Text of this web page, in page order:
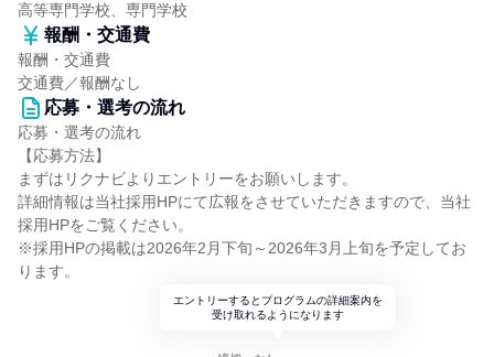
高等専門学校、専門学校
報酬・交通費
報酬・交通費
交通費／報酬なし
応募・選考の流れ
応募・選考の流れ
【応募方法】
まずはリクナビよりエントリーをお願いします。
詳細情報は当社採用HPにて広報をさせていただきますので、当社
採用HPをご覧ください。
※採用HPの掲載は2026年2月下旬～2026年3月上旬を予定してお
ります。
エントリーするとプログラムの詳細案内を
受け取れるようになります